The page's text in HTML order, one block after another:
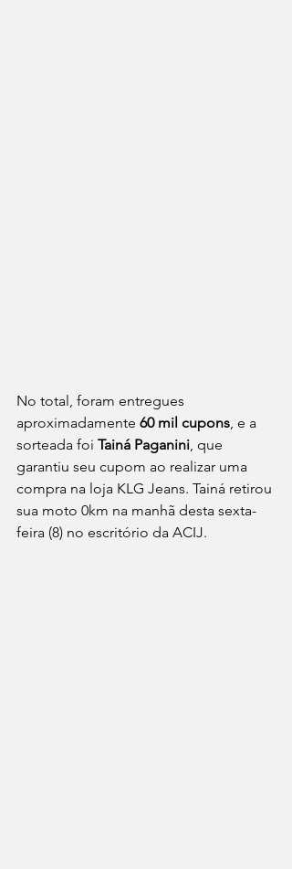
No total, foram entregues
aproximadamente 60 mil cupons , e a
sorteada foi Tainá Paganini , que
garantiu seu cupom ao realizar uma
compra na loja KLG Jeans. Tainá retirou
sua moto 0km na manhã desta sexta-
feira (8) no escritório da ACIJ.